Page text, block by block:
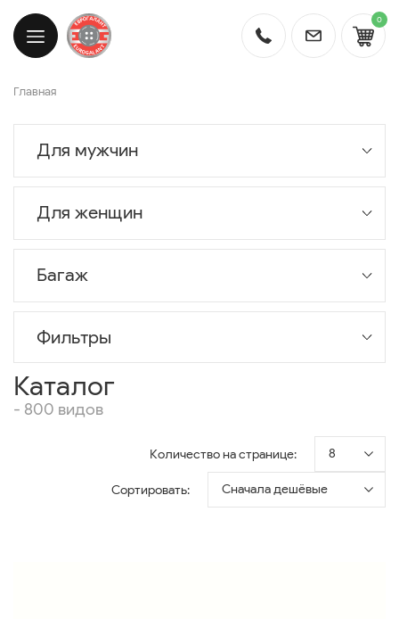
0
Главная
Для мужчин
Для женщин
Багаж
Фильтры
Каталог
- 800 видов
Количество на странице: 8
Сортировать: Сначала дешёвые